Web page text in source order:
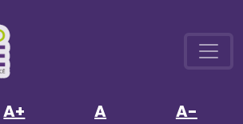
A+ A A-